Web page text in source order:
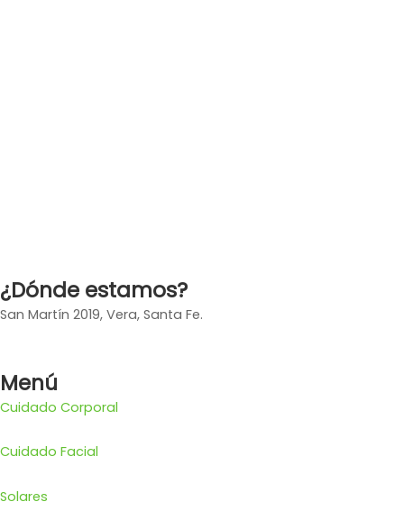
¿Dónde estamos?
San Martín 2019, Vera, Santa Fe.
Menú
Cuidado Corporal
Cuidado Facial
Solares